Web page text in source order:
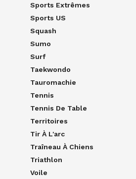
Sports Extrêmes
Sports US
Squash
Sumo
Surf
Taekwondo
Tauromachie
Tennis
Tennis De Table
Territoires
Tir À L'arc
Traîneau À Chiens
Triathlon
Voile